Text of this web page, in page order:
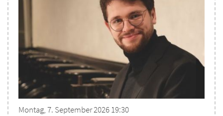
Montag, 7. September 2026 19:30